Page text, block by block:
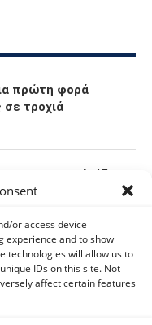
or access device
experience and to show
technologies will allow us to
IDs on this site. Not
affect certain features
πρώτη φορά
σε τροχιά
να «αγκαλιάζουν»
εκτεθειμένοι σε
λιγότερα μέτρα